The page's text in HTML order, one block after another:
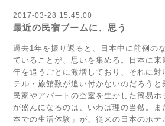
2017-03-28 15:45:00
最近の民宿ブームに、思う
過去1年を振り返ると、日本中に前例の
ていることが、思いを集める。日本に来
年を追うごとに激増しており、それに対
テル・旅館数が追い付かないのだろう
民家やアパートの空室を生かした簡易
が盛んになるのは、いわば理の当然。ま
本での生活体験」が、従来の日本のホテ